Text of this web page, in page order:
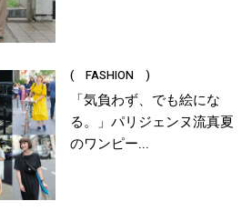
( FASHION )
「気負わず、でも絵にな
る。」パリジェンヌ流真夏
のワンピー...